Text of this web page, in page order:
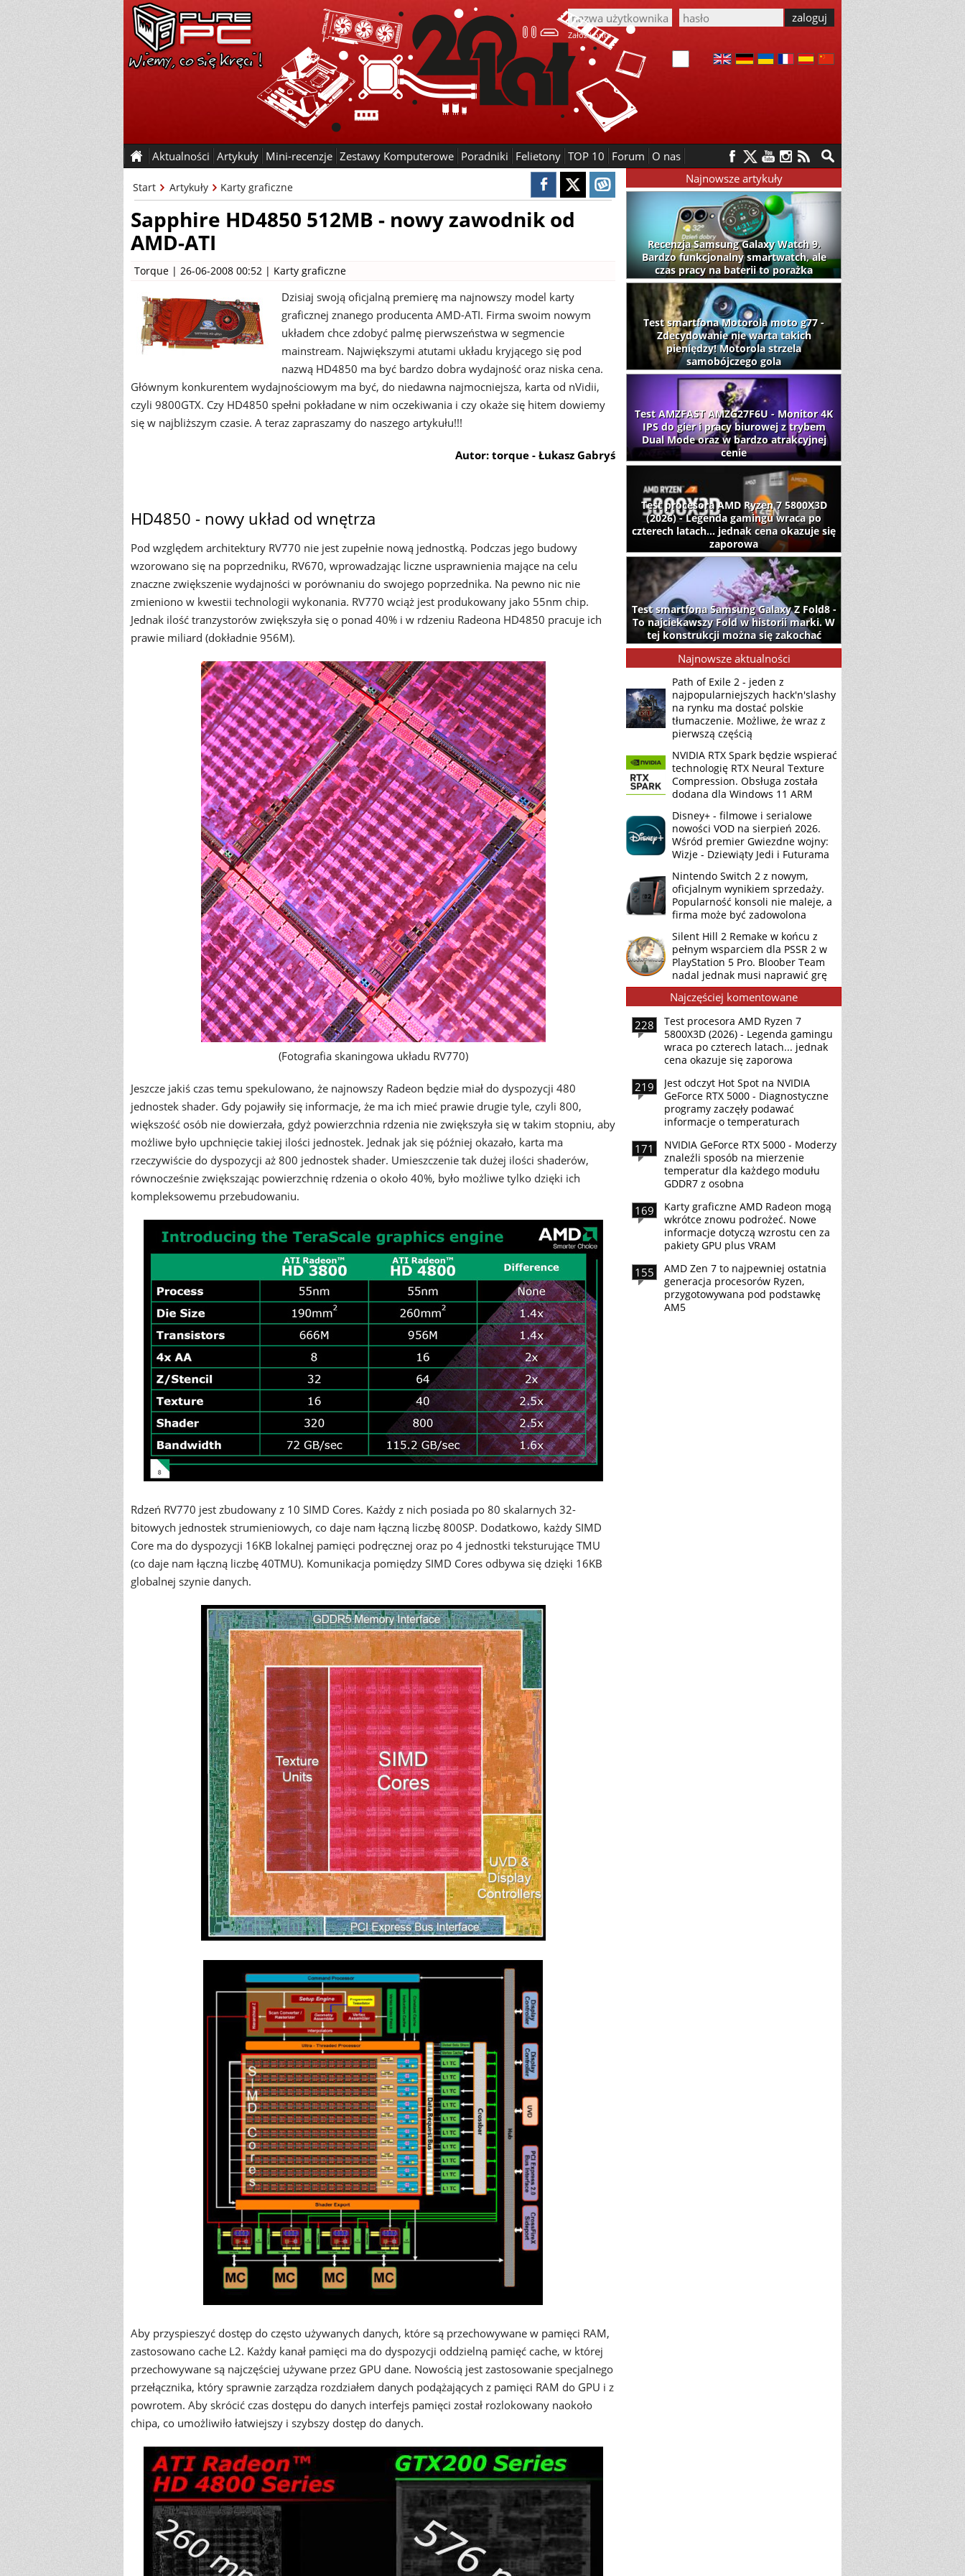
Załóż konto
Aktualności Artykuły Mini-recenzje Zestawy Komputerowe Poradniki Felietony TOP 10 Forum O nas
Start Artykuły Karty graficzne
Sapphire HD4850 512MB - nowy zawodnik od
AMD-ATI
Torque | 26-06-2008 00:52 | Karty graficzne
Dzisiaj swoją oficjalną premierę ma najnowszy model karty
graficznej znanego producenta AMD-ATI. Firma swoim nowym
układem chce zdobyć palmę pierwszeństwa w segmencie
mainstream. Największymi atutami układu kryjącego się pod
nazwą HD4850 ma być bardzo dobra wydajność oraz niska cena.
Głównym konkurentem wydajnościowym ma być, do niedawna najmocniejsza, karta od nVidii,
czyli 9800GTX. Czy HD4850 spełni pokładane w nim oczekiwania i czy okaże się hitem dowiemy
się w najbliższym czasie. A teraz zapraszamy do naszego artykułu!!!
Autor: torque - Łukasz Gabryś
HD4850 - nowy układ od wnętrza
Pod względem architektury RV770 nie jest zupełnie nową jednostką. Podczas jego budowy
wzorowano się na poprzedniku, RV670, wprowadzając liczne usprawnienia mające na celu
znaczne zwiększenie wydajności w porównaniu do swojego poprzednika. Na pewno nic nie
zmieniono w kwestii technologii wykonania. RV770 wciąż jest produkowany jako 55nm chip.
Jednak ilość tranzystorów zwiększyła się o ponad 40% i w rdzeniu Radeona HD4850 pracuje ich
prawie miliard (dokładnie 956M).
(Fotografia skaningowa układu RV770)
Jeszcze jakiś czas temu spekulowano, że najnowszy Radeon będzie miał do dyspozycji 480
jednostek shader. Gdy pojawiły się informacje, że ma ich mieć prawie drugie tyle, czyli 800,
większość osób nie dowierzała, gdyż powierzchnia rdzenia nie zwiększyła się w takim stopniu, aby
możliwe było upchnięcie takiej ilości jednostek. Jednak jak się później okazało, karta ma
rzeczywiście do dyspozycji aż 800 jednostek shader. Umieszczenie tak dużej ilości shaderów,
równocześnie zwiększając powierzchnię rdzenia o około 40%, było możliwe tylko dzięki ich
kompleksowemu przebudowaniu.
Rdzeń RV770 jest zbudowany z 10 SIMD Cores. Każdy z nich posiada po 80 skalarnych 32-
bitowych jednostek strumieniowych, co daje nam łączną liczbę 800SP. Dodatkowo, każdy SIMD
Core ma do dyspozycji 16KB lokalnej pamięci podręcznej oraz po 4 jednostki teksturujące TMU
(co daje nam łączną liczbę 40TMU). Komunikacja pomiędzy SIMD Cores odbywa się dzięki 16KB
globalnej szynie danych.
Aby przyspieszyć dostęp do często używanych danych, które są przechowywane w pamięci RAM,
zastosowano cache L2. Każdy kanał pamięci ma do dyspozycji oddzielną pamięć cache, w której
przechowywane są najczęściej używane przez GPU dane. Nowością jest zastosowanie specjalnego
przełącznika, który sprawnie zarządza rozdziałem danych podążających z pamięci RAM do GPU i z
powrotem. Aby skrócić czas dostępu do danych interfejs pamięci został rozlokowany naokoło
chipa, co umożliwiło łatwiejszy i szybszy dostęp do danych.
Najnowsze artykuły
Recenzja Samsung Galaxy Watch 9.
Bardzo funkcjonalny smartwatch, ale
czas pracy na baterii to porażka
Test smartfona Motorola moto g77 -
Zdecydowanie nie warta takich
pieniędzy! Motorola strzela
samobójczego gola
Test AMZFAST AMZG27F6U - Monitor 4K
IPS do gier i pracy biurowej z trybem
Dual Mode oraz w bardzo atrakcyjnej
cenie
Test procesora AMD Ryzen 7 5800X3D
(2026) - Legenda gamingu wraca po
czterech latach... jednak cena okazuje się
zaporowa
Test smartfona Samsung Galaxy Z Fold8 -
To najciekawszy Fold w historii marki. W
tej konstrukcji można się zakochać
Najnowsze aktualności
Path of Exile 2 - jeden z
najpopularniejszych hack'n'slashy
na rynku ma dostać polskie
tłumaczenie. Możliwe, że wraz z
pierwszą częścią
NVIDIA RTX Spark będzie wspierać
technologię RTX Neural Texture
Compression. Obsługa została
dodana dla Windows 11 ARM
Disney+ - filmowe i serialowe
nowości VOD na sierpień 2026.
Wśród premier Gwiezdne wojny:
Wizje - Dziewiąty Jedi i Futurama
Nintendo Switch 2 z nowym,
oficjalnym wynikiem sprzedaży.
Popularność konsoli nie maleje, a
firma może być zadowolona
Silent Hill 2 Remake w końcu z
pełnym wsparciem dla PSSR 2 w
PlayStation 5 Pro. Bloober Team
nadal jednak musi naprawić grę
Najczęściej komentowane
228
Test procesora AMD Ryzen 7
5800X3D (2026) - Legenda gamingu
wraca po czterech latach... jednak
cena okazuje się zaporowa
219
Jest odczyt Hot Spot na NVIDIA
GeForce RTX 5000 - Diagnostyczne
programy zaczęły podawać
informacje o temperaturach
171
NVIDIA GeForce RTX 5000 - Moderzy
znaleźli sposób na mierzenie
temperatur dla każdego modułu
GDDR7 z osobna
169
Karty graficzne AMD Radeon mogą
wkrótce znowu podrożeć. Nowe
informacje dotyczą wzrostu cen za
pakiety GPU plus VRAM
155
AMD Zen 7 to najpewniej ostatnia
generacja procesorów Ryzen,
przygotowywana pod podstawkę
AM5